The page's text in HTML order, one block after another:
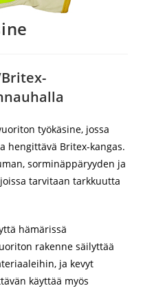
työkäsine, jossa
hengittävä Britex-kangas.
sorminäppäryyden ja
tarvitaan tarkkuutta
hämärissä
rakenne säilyttää
ja kevyt
käyttää myös